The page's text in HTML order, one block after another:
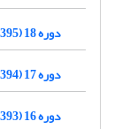
دوره 18 (1395)
دوره 17 (1394)
دوره 16 (1393)